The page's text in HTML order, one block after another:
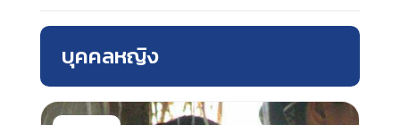
บุคคลหญิง